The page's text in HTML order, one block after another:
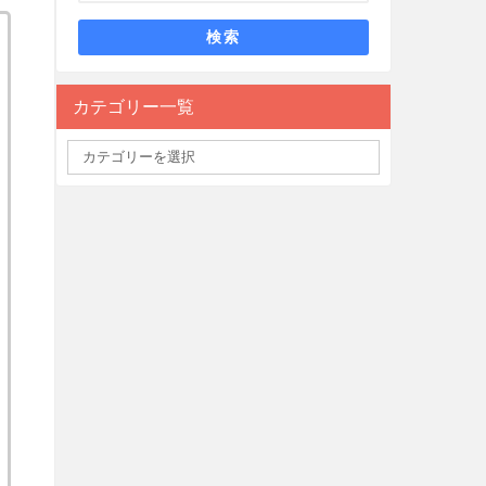
検索
カテゴリー一覧